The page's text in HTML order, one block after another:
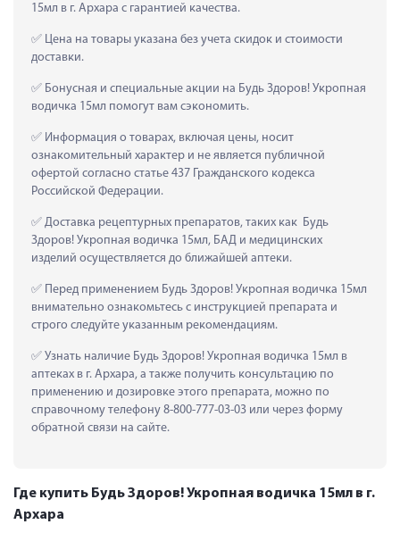
15мл в г. Архара с гарантией качества.
Цена на товары указана без учета скидок и стоимости
доставки.
Бонусная и специальные акции на Будь Здоров! Укропная
водичка 15мл помогут вам сэкономить.
Информация о товарах, включая цены, носит
ознакомительный характер и не является публичной
офертой согласно статье 437 Гражданского кодекса
Российской Федерации.
Доставка рецептурных препаратов, таких как  Будь
Здоров! Укропная водичка 15мл, БАД и медицинских
изделий осуществляется до ближайшей аптеки.
Перед применением Будь Здоров! Укропная водичка 15мл
внимательно ознакомьтесь с инструкцией препарата и
строго следуйте указанным рекомендациям.
Узнать наличие Будь Здоров! Укропная водичка 15мл в
аптеках в г. Архара, а также получить консультацию по
применению и дозировке этого препарата, можно по
справочному телефону 8-800-777-03-03 или через форму
обратной связи на сайте.
Где купить Будь Здоров! Укропная водичка 15мл в г.
Архара